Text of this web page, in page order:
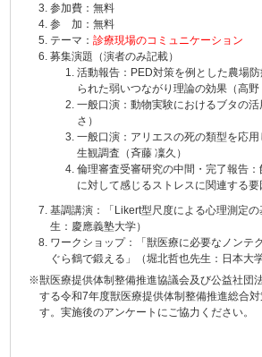
参加費：無料
参 加：無料
テーマ：診療現場のコミュニケーション
募集演題（演者のみ記載）
活動報告：PED対策を例とした農場防
られた弱いつながり理論の効果（高野
一般口演：動物実験におけるブタの
さ）
一般口演：アリエスの死の類型を応
生観調査（斉藤 凜久）
倫理審査受審研究の中間・完了報告：
に対して感じるストレスに関連する要
基調講演：「Likert型尺度による心理測定
生：慶應義塾大学）
ワークショップ：「獣医療に必要なノンテ
ぐら鶴で鍛える」（堀北哲也先生：日本大学
※獣医療提供体制整備推進協議会及び公益社団
する令和7年度獣医療提供体制整備推進総合
す。実施後のアンケートにご協力ください。